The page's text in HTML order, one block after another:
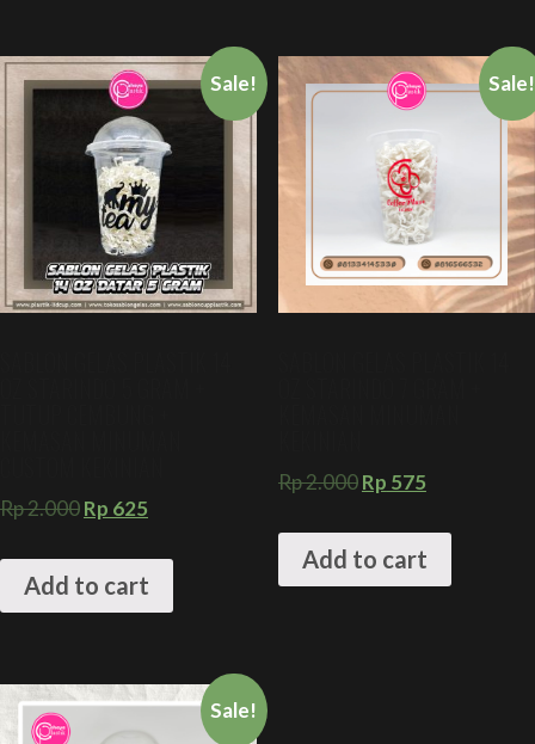
Sale!
Rp2.000Rp 625
Add to cart
Sale!
Rp2.000Rp 575
Add to cart
Sale!